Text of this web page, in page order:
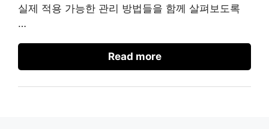
실제 적용 가능한 관리 방법들을 함께 살펴보도록
…
Read more